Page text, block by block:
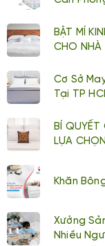
BẬT MÍ
CHO NHÀ
Cơ Sở
Tại TP
BÍ QUYẾT
LỰA
Khăn
Xưởng
Nhiều